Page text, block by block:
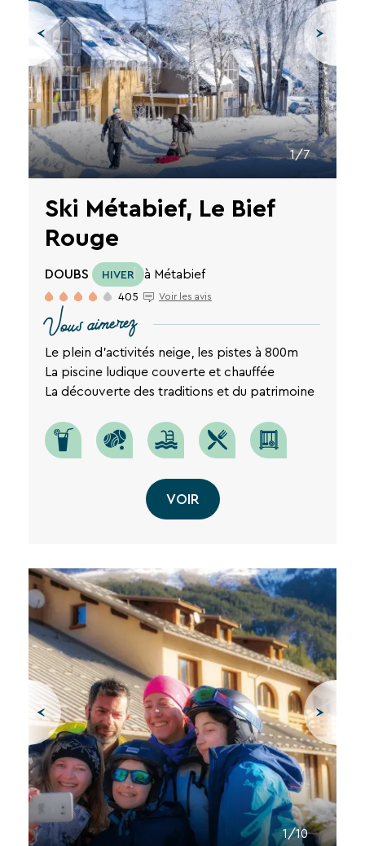
RECHERCHER
Une destination, un hôtel...
1/7
Ski Métabief, Le Bief
Rouge
DOUBS HIVER à Métabief
405 Voir les avis
Vous aimerez
Le plein d'activités neige, les pistes à 800m
La piscine ludique couverte et chauffée
La découverte des traditions et du patrimoine
VOIR
1/10
liens
de
désinscription
ou
en
écrivant
à
contact-
RGPD@vtf-
vacances.com.
Plus
d’info
sur
notre
politique
confidentialité
sur
page
mentions
légales
de
notre
web.